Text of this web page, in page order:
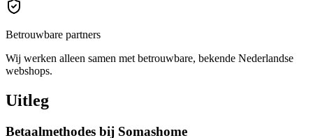
Betrouwbare partners
Wij werken alleen samen met betrouwbare, bekende Nederlandse
webshops.
Uitleg
Betaalmethodes bij Somashome